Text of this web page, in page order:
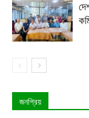
জনপ্রিয়